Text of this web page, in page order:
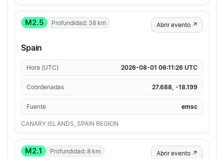
M2.5 Profundidad: 38 km Abrir evento ↗
Spain
Hora (UTC) 2026-08-01 06:11:26 UTC
Coordenadas 27.688, -18.199
Fuente emsc
CANARY ISLANDS, SPAIN REGION
M2.1 Profundidad: 8 km Abrir evento ↗